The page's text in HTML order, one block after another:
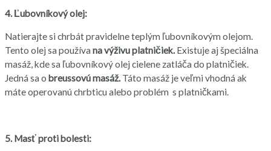
4. Ľubovníkový olej:
Natierajte si chrbát pravidelne teplým ľubovníkovým olejom.
Tento olej sa používa na výživu platničiek.Existuje aj špeciálna
masáž, kde sa ľubovníkový olej cielene zatláča do platničiek.
Jedná sa o breussovú masáž.Táto masáž je veľmi vhodná ak
máte operovanú chrbticu alebo problém s platničkami.
5. Masť proti bolesti: